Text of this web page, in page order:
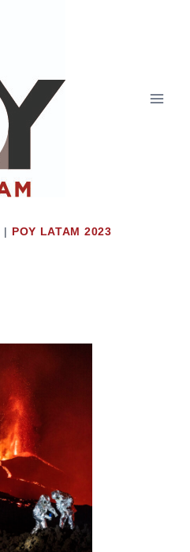
| POY LATAM 2023